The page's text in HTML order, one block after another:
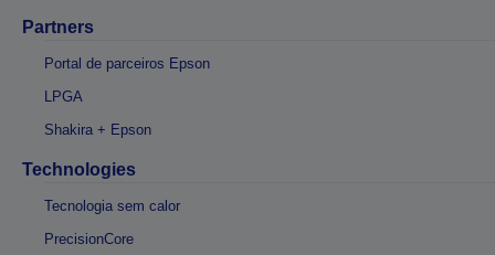
Partners
Portal de parceiros Epson
LPGA
Shakira + Epson
Technologies
Tecnologia sem calor
PrecisionCore